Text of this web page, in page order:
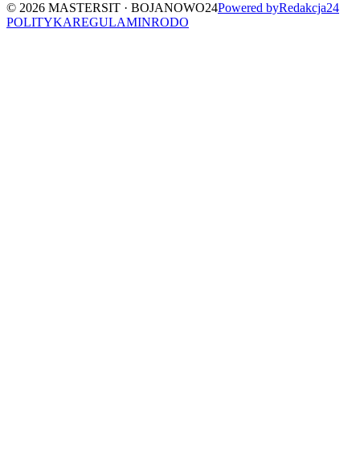
© 2026 MASTERSIT · BOJANOWO24Powered byRedakcja24
POLITYKAREGULAMINRODO